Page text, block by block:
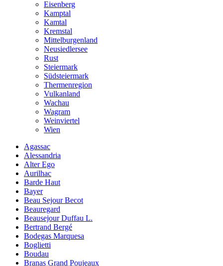
Eisenberg
Kamptal
Kamtal
Kremstal
Mittelburgenland
Neusiedlersee
Rust
Steiermark
Südsteiermark
Thermenregion
Vulkanland
Wachau
Wagram
Weinviertel
Wien
Agassac
Alessandria
Alter Ego
Aurilhac
Barde Haut
Bayer
Beau Sejour Becot
Beauregard
Beausejour Duffau L.
Bertrand Bergé
Bodegas Marquesa
Boglietti
Boudau
Branas Grand Poujeaux